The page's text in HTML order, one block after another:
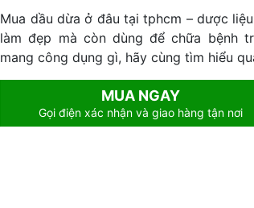
based on
customer
rating
Mua dầu dừa ở đâu tại tphcm – dược
làm đẹp mà còn dùng để chữa bệnh
mang công dụng gì, hãy cùng tìm hiểu
MUA NGAY
Gọi điện xác nhận và giao hàng tận nơi